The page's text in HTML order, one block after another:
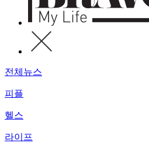
전체뉴스
피플
헬스
라이프